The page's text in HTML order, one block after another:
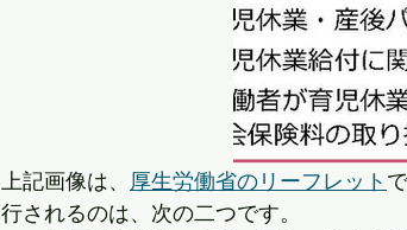
上記画像は、 厚生労働省のリーフレット
行されるのは、次の二つです。